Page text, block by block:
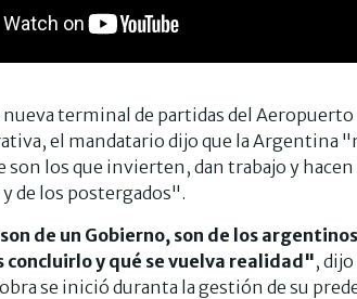
terminal de partidas del
el mandatario dijo que la Argentina
los que invierten, dan trabajo y hacen
de los postergados".
de un Gobierno, son de los
y qué se vuelva realidad",
se inició duranta la gestión de su